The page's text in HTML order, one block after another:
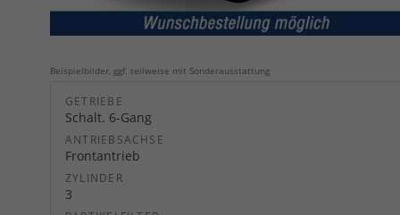
Beispielbilder, ggf. teilweise mit Sonderausstattung
GETRIEBE
Schalt. 6-Gang
ANTRIEBSACHSE
Frontantrieb
ZYLINDER
3